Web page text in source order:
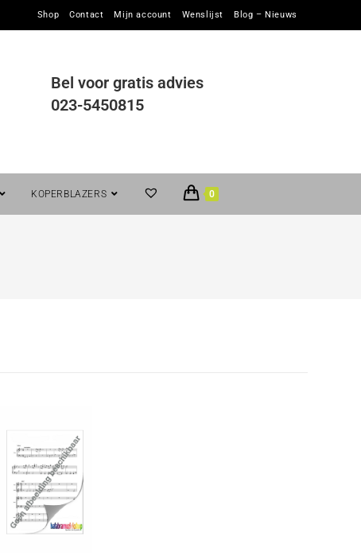
Shop Contact Mijn account Wenslijst Blog – Nieuws
Bel voor gratis advies
023-5450815
KOPERBLAZERS 0